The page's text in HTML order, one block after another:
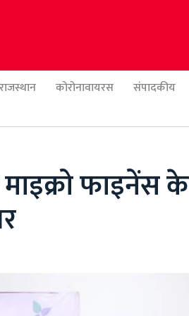
राजस्थान कोरोनावायरस संपादकीय
फाइनेंस के